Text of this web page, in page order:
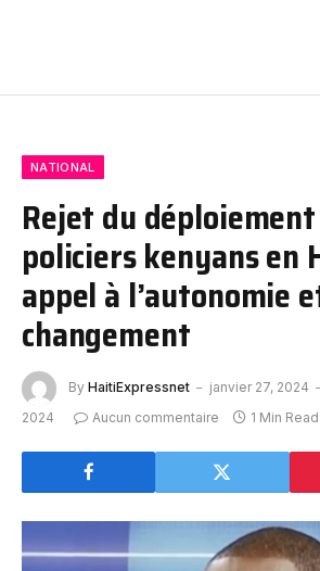
NATIONAL
Rejet du
policiers kenyans en
appel à l’autonomie
changement
By HaitiExpressnet janvier 27, 2024
2024
Aucun commentaire 1 Min Read